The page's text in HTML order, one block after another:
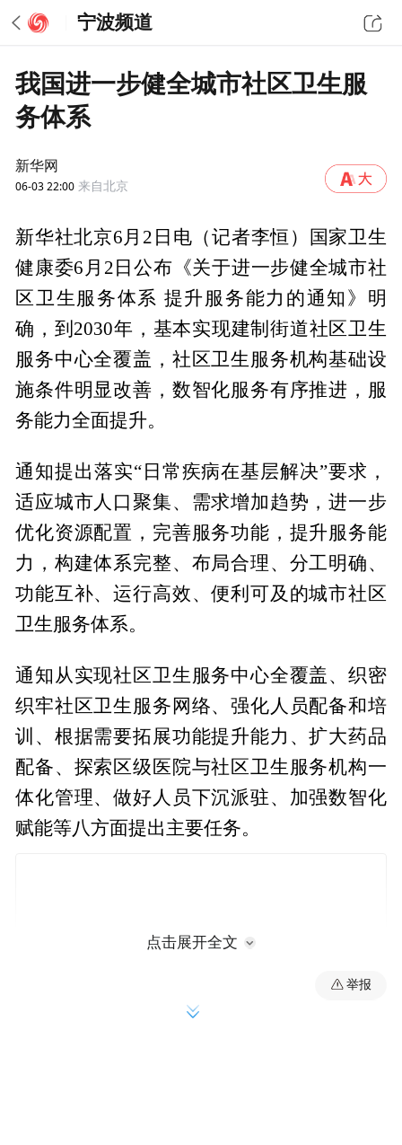
宁波频道
我国进一步健全城市社区卫生服
务体系
新华网
06-03 22:00 来自北京
新华社北京6月2日电（记者李恒）国家卫生
健康委6月2日公布《关于进一步健全城市社
区卫生服务体系 提升服务能力的通知》明
确，到2030年，基本实现建制街道社区卫生
服务中心全覆盖，社区卫生服务机构基础设
施条件明显改善，数智化服务有序推进，服
务能力全面提升。
通知提出落实“日常疾病在基层解决”要求，
适应城市人口聚集、需求增加趋势，进一步
优化资源配置，完善服务功能，提升服务能
力，构建体系完整、布局合理、分工明确、
功能互补、运行高效、便利可及的城市社区
卫生服务体系。
通知从实现社区卫生服务中心全覆盖、织密
织牢社区卫生服务网络、强化人员配备和培
训、根据需要拓展功能提升能力、扩大药品
配备、探索区级医院与社区卫生服务机构一
体化管理、做好人员下沉派驻、加强数智化
赋能等八方面提出主要任务。
点击展开全文
举报